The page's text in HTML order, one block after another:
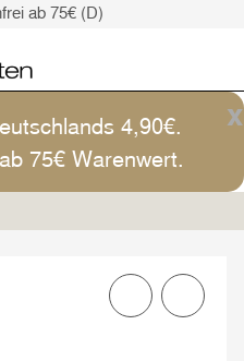
ab 75€ (D)
(D)
ab 75€ (D)
Kunst
x
4,90€.
75€ Warenwert.